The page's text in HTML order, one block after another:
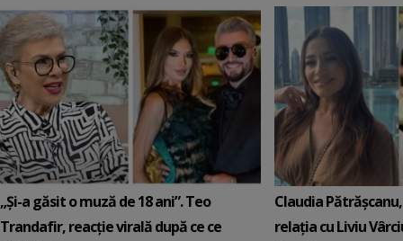
„Și-a găsit o muză de 18 ani”. Teo
Trandafir, reacție virală după ce ce
Claudia
relația cu Liviu